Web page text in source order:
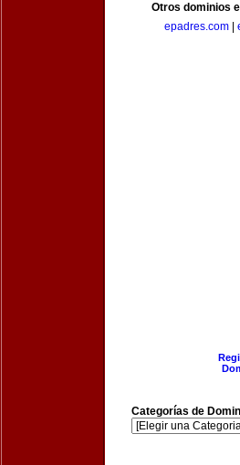
Otros dominios
epadres.com
Categorías de